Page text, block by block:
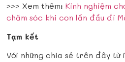
>>> Xem thêm:Kinh nghiệm
chăm sóc khi con lần đầu đi
Tạm kết
Với những chia sẻ trên đây